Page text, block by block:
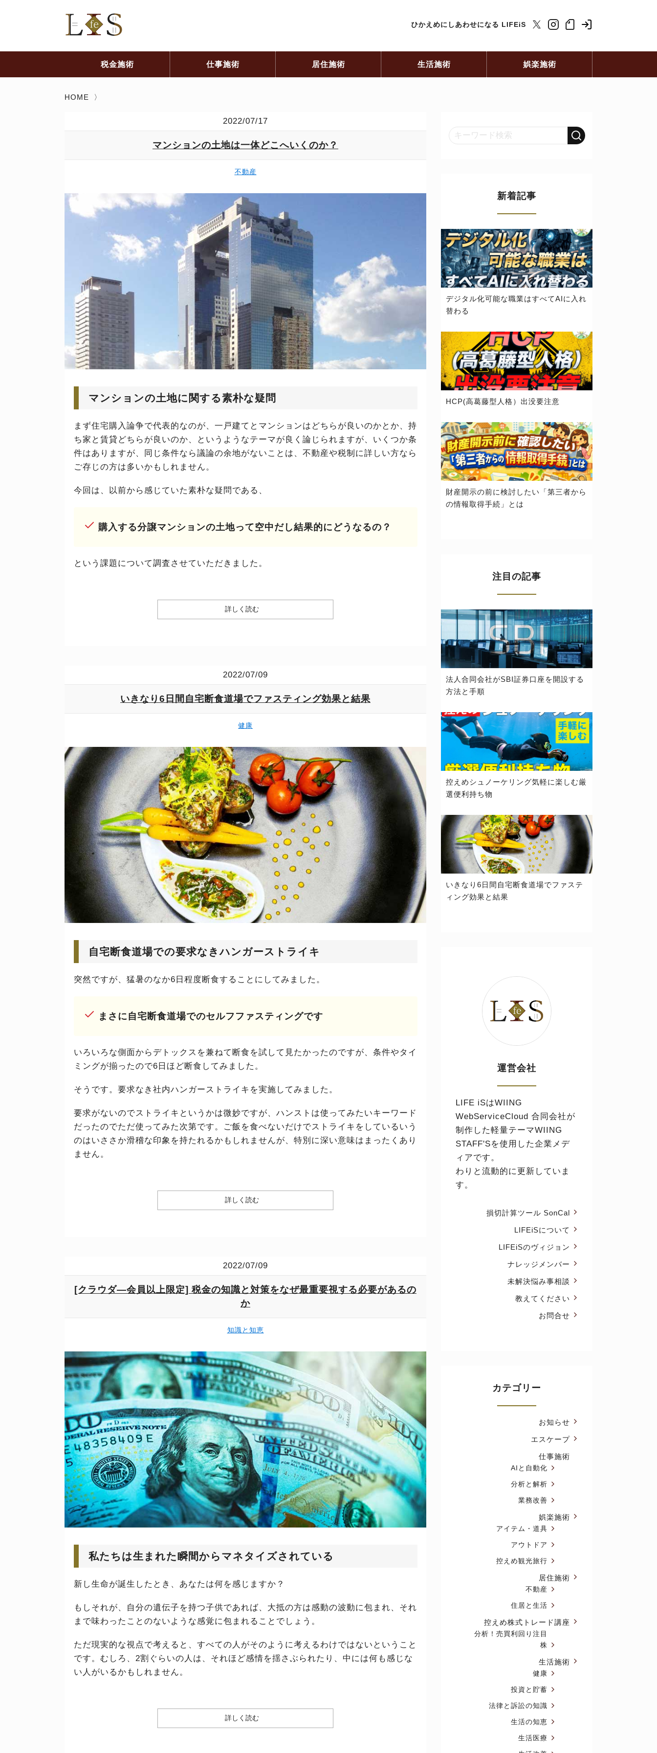
ひかえめにしあわせになる LIFEiS
税金施術 仕事施術 居住施術 生活施術 娯楽施術
HOME 〉
2022/07/17
マンションの土地は一体どこへいくのか？
不動産
マンションの土地に関する素朴な疑問
まず住宅購入論争で代表的なのが、一戸建てとマンションはどちらが良いのかとか、持
ち家と賃貸どちらが良いのか、というようなテーマが良く論じられますが、いくつか条
件はありますが、同じ条件なら議論の余地がないことは、不動産や税制に詳しい方なら
ご存じの方は多いかもしれません。
今回は、以前から感じていた素朴な疑問である、
購入する分譲マンションの土地って空中だし結果的にどうなるの？
という課題について調査させていただきました。
詳しく読む
2022/07/09
いきなり6日間自宅断食道場でファスティング効果と結果
健康
自宅断食道場での要求なきハンガーストライキ
突然ですが、猛暑のなか6日程度断食することにしてみました。
まさに自宅断食道場でのセルフファスティングです
いろいろな側面からデトックスを兼ねて断食を試して見たかったのですが、条件やタイ
ミングが揃ったので6日ほど断食してみました。
そうです。要求なき社内ハンガーストライキを実施してみました。
要求がないのでストライキというかは微妙ですが、ハンストは使ってみたいキーワード
だったのでただ使ってみた次第です。ご飯を食べないだけでストライキをしているいう
のはいささか滑稽な印象を持たれるかもしれませんが、特別に深い意味はまったくあり
ません。
詳しく読む
2022/07/09
[クラウダ―会員以上限定] 税金の知識と対策をなぜ最重要視する必要があるの
か
知識と知恵
私たちは生まれた瞬間からマネタイズされている
新し生命が誕生したとき、あなたは何を感じますか？
もしそれが、自分の遺伝子を持つ子供であれば、大抵の方は感動の波動に包まれ、それ
まで味わったことのないような感覚に包まれることでしょう。
ただ現実的な視点で考えると、すべての人がそのように考えるわけではないということ
です。むしろ、2割ぐらいの人は、それほど感情を揺さぶられたり、中には何も感じな
い人がいるかもしれません。
詳しく読む
新着記事
デジタル化可能な職業はすべてAIに入れ
替わる
HCP(高葛藤型人格）出没要注意
財産開示の前に検討したい「第三者から
の情報取得手続」とは
注目の記事
法人合同会社がSBI証券口座を開設する
方法と手順
控えめシュノーケリング気軽に楽しむ厳
選便利持ち物
いきなり6日間自宅断食道場でファステ
ィング効果と結果
運営会社
LIFE iSはWIING
WebServiceCloud 合同会社が
制作した軽量テーマWIING
STAFF'Sを使用した企業メデ
ィアです。
わりと流動的に更新していま
す。
損切計算ツール SonCal
LIFEiSについて
LIFEiSのヴィジョン
ナレッジメンバー
未解決悩み事相談
教えてください
お問合せ
カテゴリー
お知らせ
エスケープ
仕事施術
AIと自動化
分析と解析
業務改善
娯楽施術
アイテム・道具
アウトドア
控えめ観光旅行
居住施術
不動産
住居と生活
控えめ株式トレード講座
分析！売買利回り注目
株
生活施術
健康
投資と貯蓄
法律と訴訟の知識
生活の知恵
生活医療